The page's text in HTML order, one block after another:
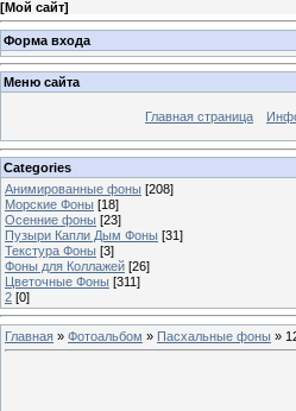
[Мой сайт]
Форма входа
Меню сайта
Главная страница
Categories
Анимированные фоны [208]
Морские Фоны [18]
Осенние фоны [23]
Пузыри Капли Дым Фоны [31]
Текстура Фоны [3]
Фоны для Коллажей [26]
Цветочные Фоны [311]
2 [0]
Главная » Фотоальбом » Пасхальные фоны »